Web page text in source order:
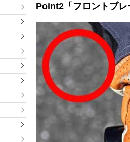
Point2「フロントブレ